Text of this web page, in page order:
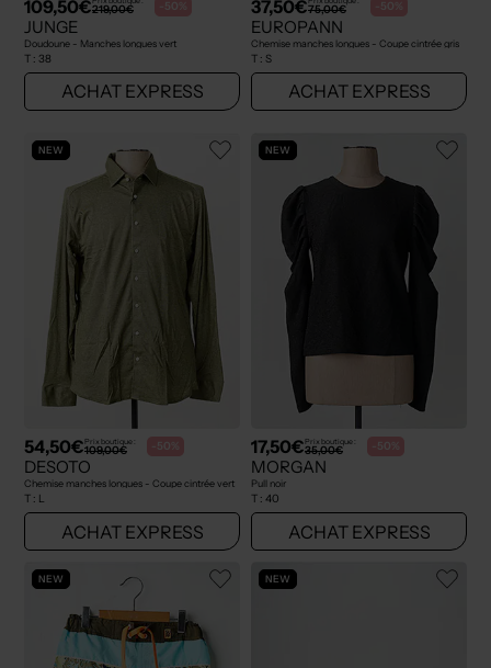
109,50€219,00€ -50%
JUNGE
Doudoune - Manches longues vert
T : 38
ACHAT EXPRESS
37,50€75,00€ -50%
EUROPANN
Chemise manches longues - Coupe cintrée gris
T : S
ACHAT EXPRESS
NEW
54,50€Prix boutique :
109,00€ -50%
DESOTO
Chemise manches longues - Coupe cintrée vert
T : L
ACHAT EXPRESS
NEW
17,50€Prix boutique :
35,00€ -50%
MORGAN
Pull noir
T : 40
ACHAT EXPRESS
NEW NEW